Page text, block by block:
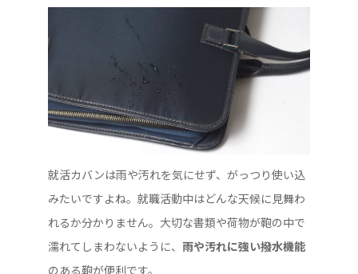
就活カバンは雨や汚れを気にせず、がっつり使い込
みたいですよね。就職活動中はどんな天候に見舞わ
れるか分かりません。大切な書類や荷物が鞄の中で
濡れてしまわないように、 雨や汚れに強い撥水機能
のある鞄が便利です。